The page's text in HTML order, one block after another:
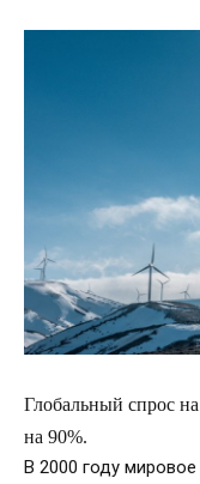
Глобальный спрос
на 90%.
В 2000 году